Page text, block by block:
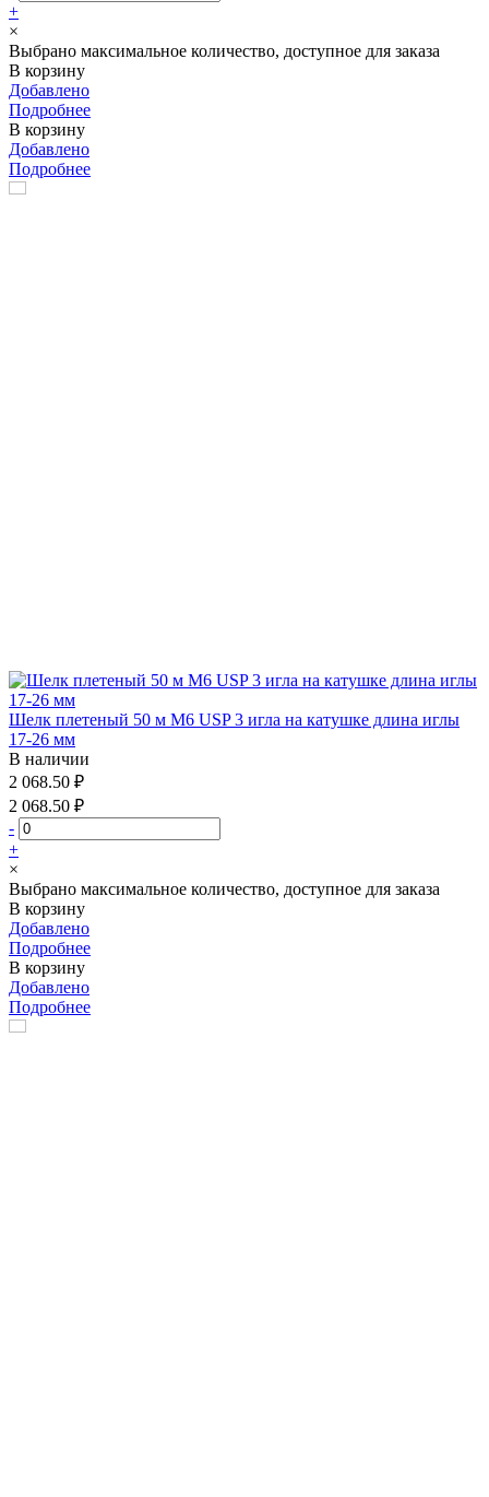
+
×
Выбрано максимальное количество, доступное для заказа
В корзину
Добавлено
Подробнее
В корзину
Добавлено
Подробнее
Шелк плетеный 50 м М6 USP 3 игла на катушке длина иглы
17-26 мм
В наличии
2 068.50 ₽
2 068.50 ₽
-
+
×
Выбрано максимальное количество, доступное для заказа
В корзину
Добавлено
Подробнее
В корзину
Добавлено
Подробнее